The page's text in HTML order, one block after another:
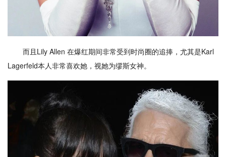
而且Lily Allen 在爆红期间非常受到时尚圈的追捧，尤其是Karl
Lagerfeld本人非常喜欢她，视她为缪斯女神。